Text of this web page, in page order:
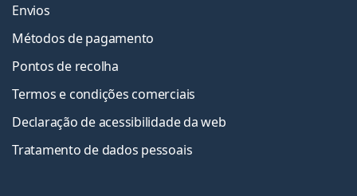
Envios
Métodos de pagamento
Pontos de recolha
Termos e condições comerciais
Declaração de acessibilidade da web
Tratamento de dados pessoais